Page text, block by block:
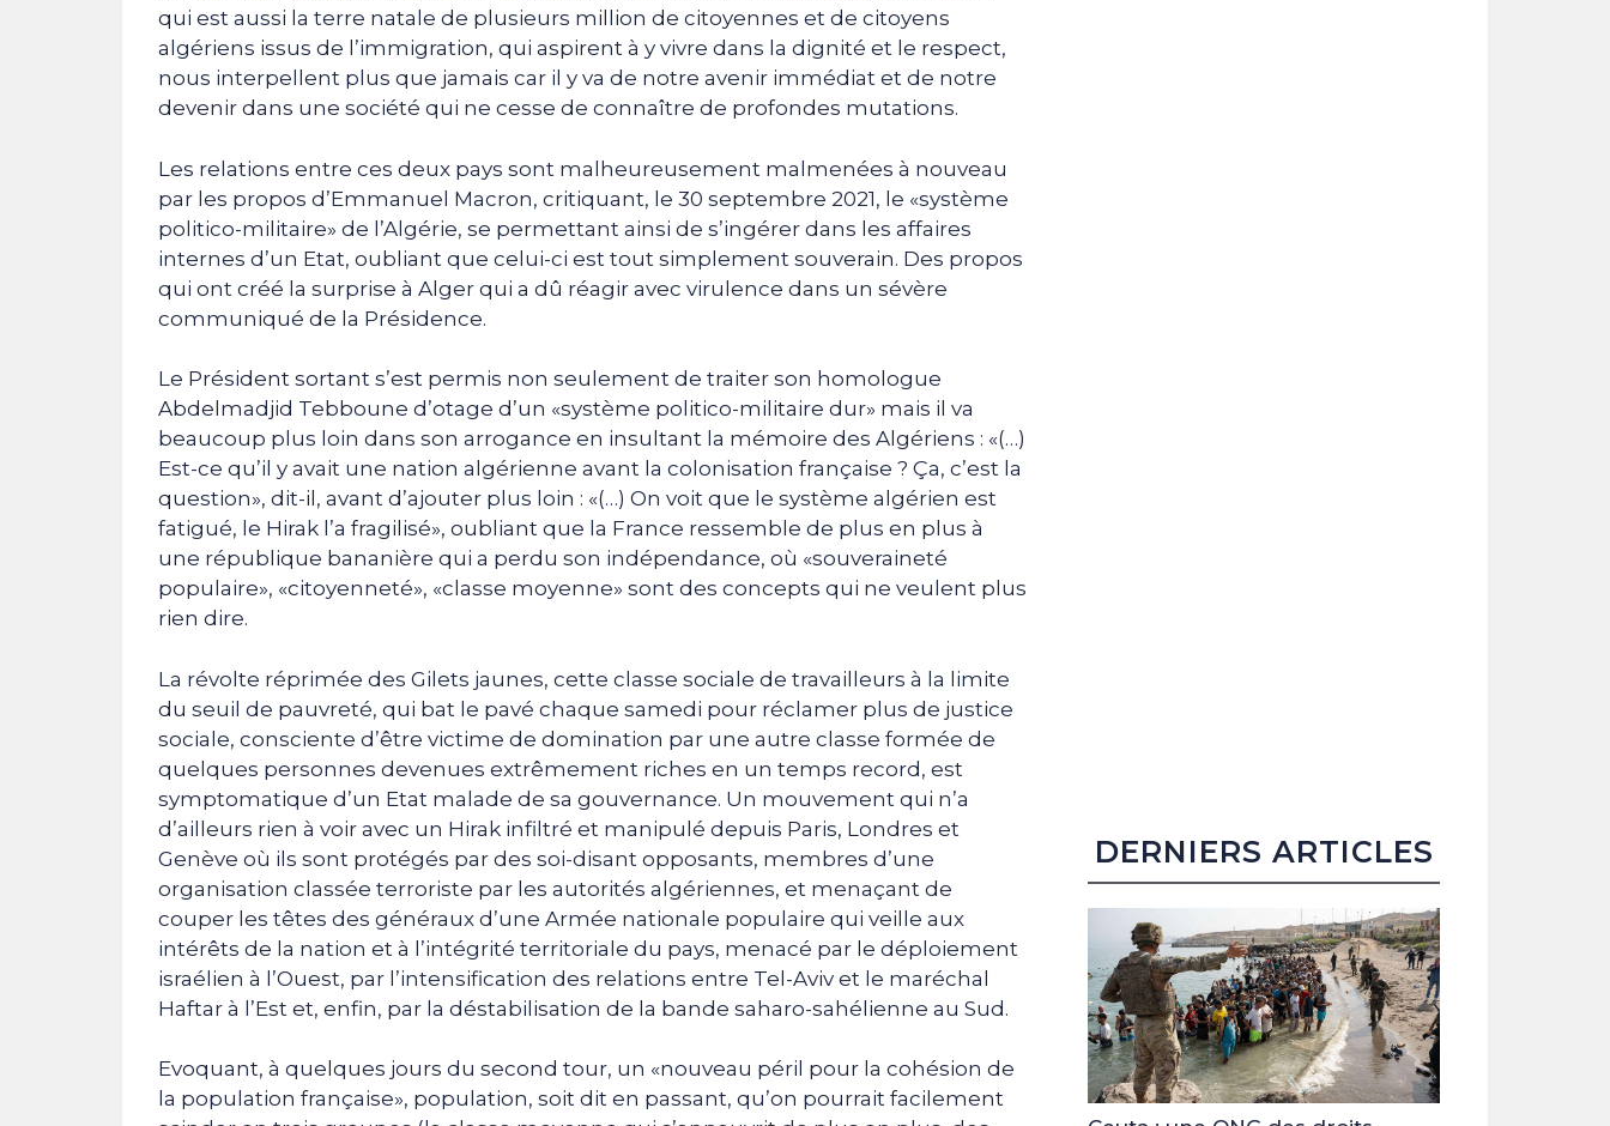
qui est aussi la terre natale de plusieurs million de citoyennes et de citoyens
algériens issus de l’immigration, qui aspirent à y vivre dans la dignité et le respect,
nous interpellent plus que jamais car il y va de notre avenir immédiat et de notre
devenir dans une société qui ne cesse de connaître de profondes mutations.
Les relations entre ces deux pays sont malheureusement malmenées à nouveau
par les propos d’Emmanuel Macron, critiquant, le 30 septembre 2021, le «système
politico-militaire» de l’Algérie, se permettant ainsi de s’ingérer dans les affaires
internes d’un Etat, oubliant que celui-ci est tout simplement souverain. Des propos
qui ont créé la surprise à Alger qui a dû réagir avec virulence dans un sévère
communiqué de la Présidence.
Le Président sortant s’est permis non seulement de traiter son homologue
Abdelmadjid Tebboune d’otage d’un «système politico-militaire dur» mais il va
beaucoup plus loin dans son arrogance en insultant la mémoire des Algériens : «(…)
Est-ce qu’il y avait une nation algérienne avant la colonisation française ? Ça, c’est la
question», dit-il, avant d’ajouter plus loin : «(…) On voit que le système algérien est
fatigué, le Hirak l’a fragilisé», oubliant que la France ressemble de plus en plus à
une république bananière qui a perdu son indépendance, où «souveraineté
populaire», «citoyenneté», «classe moyenne» sont des concepts qui ne veulent plus
rien dire.
La révolte réprimée des Gilets jaunes, cette classe sociale de travailleurs à la limite
du seuil de pauvreté, qui bat le pavé chaque samedi pour réclamer plus de justice
sociale, consciente d’être victime de domination par une autre classe formée de
quelques personnes devenues extrêmement riches en un temps record, est
symptomatique d’un Etat malade de sa gouvernance. Un mouvement qui n’a
d’ailleurs rien à voir avec un Hirak infiltré et manipulé depuis Paris, Londres et
Genève où ils sont protégés par des soi-disant opposants, membres d’une
organisation classée terroriste par les autorités algériennes, et menaçant de
couper les têtes des généraux d’une Armée nationale populaire qui veille aux
intérêts de la nation et à l’intégrité territoriale du pays, menacé par le déploiement
israélien à l’Ouest, par l’intensification des relations entre Tel-Aviv et le maréchal
Haftar à l’Est et, enfin, par la déstabilisation de la bande saharo-sahélienne au Sud.
Evoquant, à quelques jours du second tour, un «nouveau péril pour la cohésion de
la population française», population, soit dit en passant, qu’on pourrait facilement
DERNIERS ARTICLES